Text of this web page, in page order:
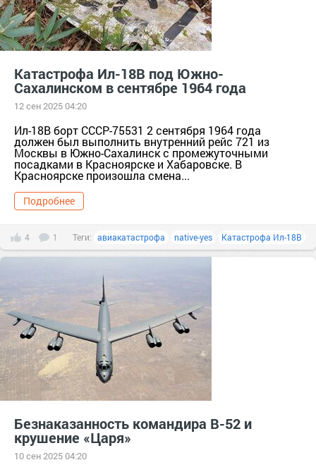
Катастрофа Ил-18В под Южно-
Сахалинском в сентябре 1964 года
12 сен 2025 04:20
Ил-18В борт СССР-75531 2 сентября 1964 года
должен был выполнить внутренний рейс 721 из
Москвы в Южно-Сахалинск с промежуточными
посадками в Красноярске и Хабаровске. В
Красноярске произошла смена...
Подробнее
4 1 Теги: авиакатастрофа native-yes Катастрофа Ил-18В
Безнаказанность командира B-52 и
крушение «Царя»
10 сен 2025 04:20